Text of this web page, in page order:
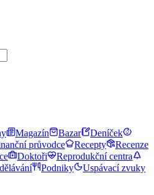
Magazín Bazar
Deníček
průvodce Recepty
Recenze
Doktoři
Reprodukční centra
Podniky
Uspávací zvuky